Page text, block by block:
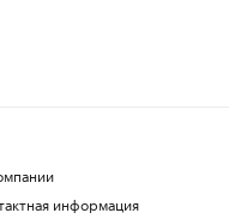
информация